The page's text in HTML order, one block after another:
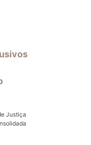
Justiça